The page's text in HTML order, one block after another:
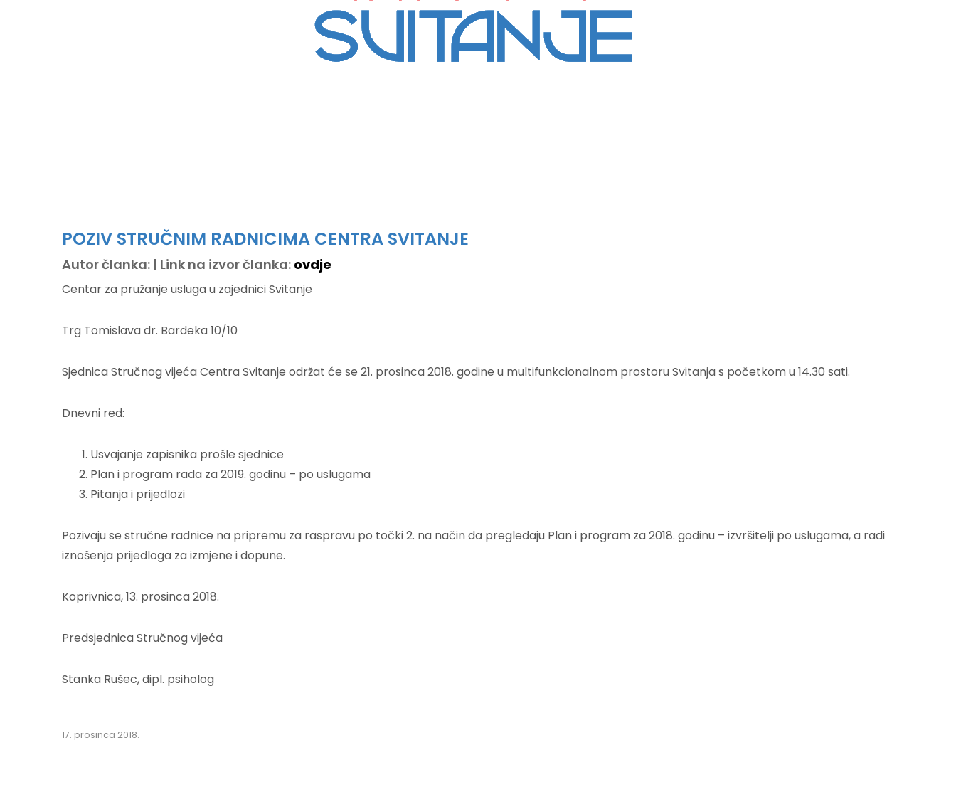
POZIV STRUČNIM RADNICIMA CENTRA SVITANJE
Autor članka: | Link na izvor članka: ovdje
Centar za pružanje usluga u zajednici Svitanje
Trg Tomislava dr. Bardeka 10/10
Sjednica Stručnog vijeća Centra Svitanje održat će se 21. prosinca 2018. godine u multifunkcionalnom prostoru Svitanja s početkom u 14.30 sati.
Dnevni red:
Usvajanje zapisnika prošle sjednice
Plan i program rada za 2019. godinu – po uslugama
Pitanja i prijedlozi
Pozivaju se stručne radnice na pripremu za raspravu po točki 2. na način da pregledaju Plan i program za 2018. godinu – izvršitelji po uslugama, a radi
iznošenja prijedloga za izmjene i dopune.
Koprivnica, 13. prosinca 2018.
Predsjednica Stručnog vijeća
Stanka Rušec, dipl. psiholog
17. prosinca 2018.